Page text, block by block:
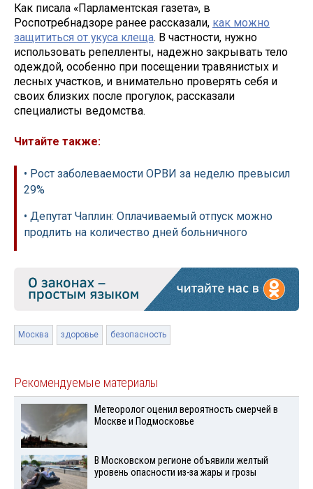
Как писала «Парламентская газета», в
Роспотребнадзоре ранее рассказали, как можно
защититься от укуса клеща. В частности, нужно
использовать репелленты, надежно закрывать тело
одеждой, особенно при посещении травянистых и
лесных участков, и внимательно проверять себя и
своих близких после прогулок, рассказали
специалисты ведомства.
Читайте также:
• Рост заболеваемости ОРВИ за неделю превысил
29%
• Депутат Чаплин: Оплачиваемый отпуск можно
продлить на количество дней больничного
Москва здоровье безопасность
Рекомендуемые материалы
Метеоролог оценил вероятность смерчей в
Москве и Подмосковье
В Московском регионе объявили желтый
уровень опасности из-за жары и грозы